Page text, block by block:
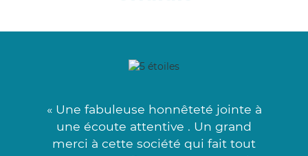
« Une fabuleuse honnêteté jointe à
une écoute attentive . Un grand
merci à cette société qui fait tout